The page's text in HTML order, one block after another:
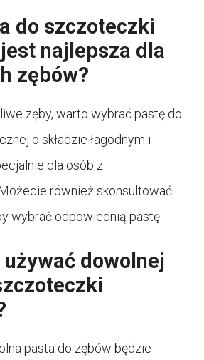
do szczoteczki
najlepsza dla
zębów?
zęby, warto wybrać pastę do
o składzie łagodnym i
dla osób z
również skonsultować
wybrać odpowiednią pastę.
używać dowolnej
pasta do zębów będzie